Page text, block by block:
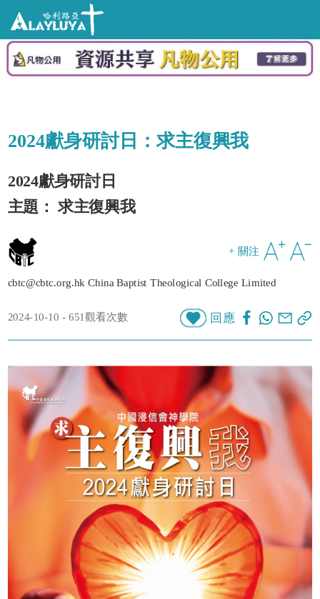
2024獻身研討日：求主復興我
2024獻身研討日
主題： 求主復興我
+ 關注
cbtc@cbtc.org.hk China Baptist Theological College Limited
2024-10-10 - 651觀看次數 回應